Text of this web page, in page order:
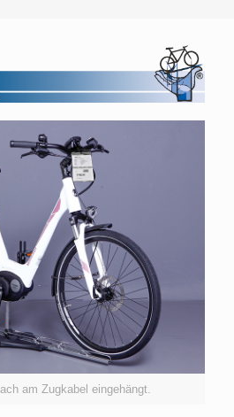
am Zugkabel eingehängt.